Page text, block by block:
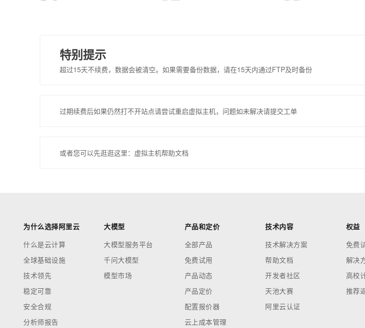
特别提示
超过15天不续费，数据会被清空。如果需要备份数据，请在15天内通过FTP及时备份
过期续费后如果仍然打不开站点请尝试重启虚拟主机，问题如未解决请提交工单
或者您可以先逛逛这里：虚拟主机帮助文档